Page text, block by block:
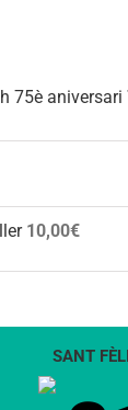
75è aniversari
10,00€
SANT